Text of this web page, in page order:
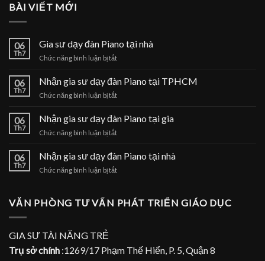
BÀI VIẾT MỚI
06
Th7
Gia sư dạy đàn Piano tại nhà
Chức năng bình luận bị tắtở
dạy
đàn
tại
06
Th7
Nhận gia sư dạy đàn Piano tại TPHCM
Chức năng bình luận bị tắtở
gia
sư
dạy
Piano
TPHCM
06
Th7
Nhận gia sư dạy đàn Piano tại gia
Chức năng bình luận bị tắtở
gia
sư
dạy
tại
06
Th7
Nhận gia sư dạy đàn Piano tại nhà
Chức năng bình luận bị tắtở
sư
nhà
VĂN PHÒNG TƯ VẤN PHÁT TRIỂN GIÁO DỤC
GIA SƯ TÀI NĂNG TRẺ
Trụ sở chính :1269/17 Phạm Thế Hiển, P. 5, Quận 8